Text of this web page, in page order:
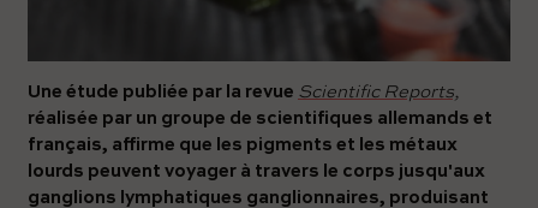
Une étude publiée par la revue Scientific Reports,
réalisée par un groupe de scientifiques allemands et
français, affirme que les pigments et les métaux
lourds peuvent voyager à travers le corps jusqu'aux
ganglions lymphatiques ganglionnaires, produisant